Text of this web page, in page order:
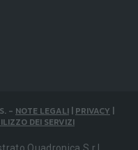
- NOTE LEGALI | PRIVACY |
DEI SERVIZI